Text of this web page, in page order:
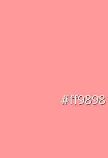
#ff9898